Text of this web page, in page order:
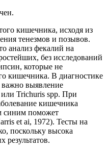
кишечника, исходя из
тенезмов и позывов.
анализ фекалий на
без исследований
которые не
кишечника. В диагностике
важно выявление
или Trichuris spp. При
кишечника
синим поможет
et ai, 1972). Тесты на
поскольку высока
результатов.